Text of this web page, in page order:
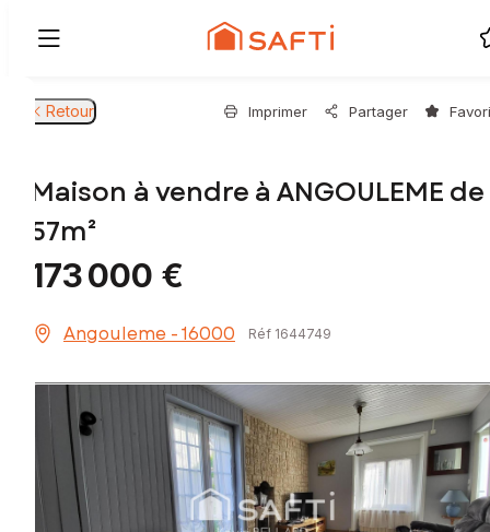
Retour Imprimer Partager
Maison à vendre à ANGOULEME de
57m²
173 000 €
Angouleme - 16000 Réf 1644749